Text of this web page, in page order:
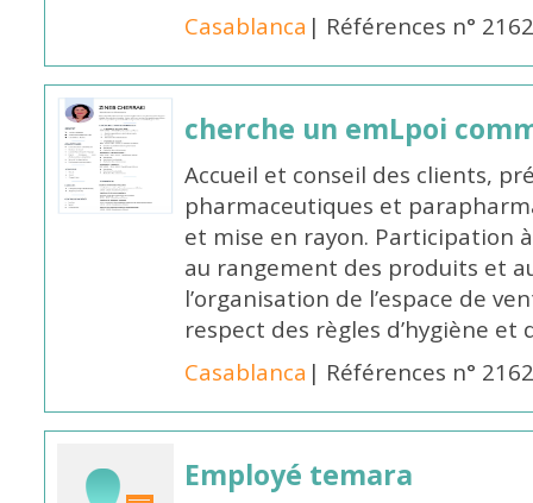
Casablanca | Références n°
cherche un emLpoi
Accueil et conseil des clients,
pharmaceutiques et
et mise en rayon. Participation
au rangement des produits et
l’organisation de l’espace de
respect des règles d’hygiène et
Casablanca | Références n°
Employé temara